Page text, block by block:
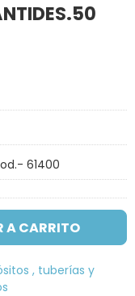
61400
A CARRITO
, tuberías y